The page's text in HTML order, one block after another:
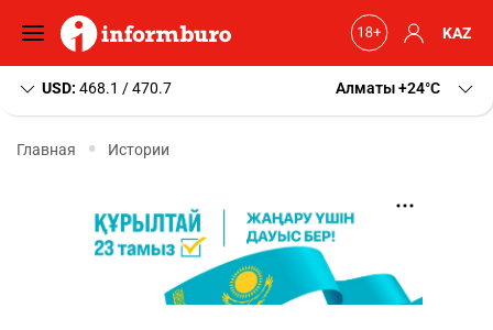
KAZ
USD: 468.1 / 470.7 Алматы+24 C
Главная Истории